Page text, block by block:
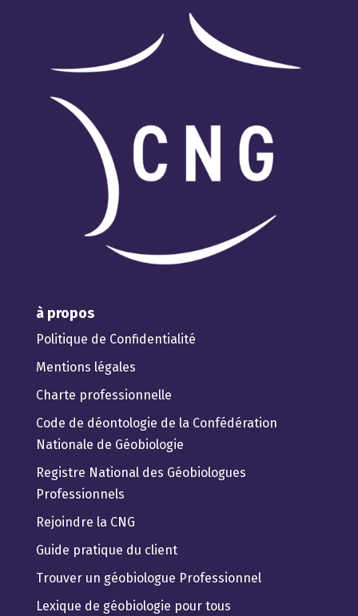
à propos
Politique de Confidentialité
Mentions légales
Charte professionnelle
Code de déontologie de la Confédération
Nationale de Géobiologie
Registre National des Géobiologues
Professionnels
Rejoindre la CNG
Guide pratique du client
Trouver un géobiologue Professionnel
Lexique de géobiologie pour tous